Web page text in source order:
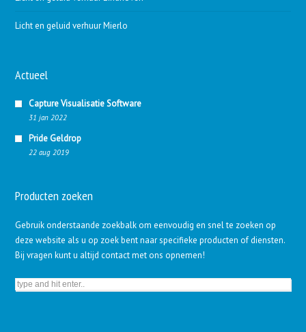
Licht en geluid verhuur Mierlo
Actueel
Capture Visualisatie Software
31 jan 2022
Pride Geldrop
22 aug 2019
Producten zoeken
Gebruik onderstaande zoekbalk om eenvoudig en snel te zoeken op
deze website als u op zoek bent naar specifieke producten of diensten.
Bij vragen kunt u altijd contact met ons opnemen!